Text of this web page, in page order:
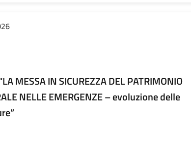
MESSA IN SICUREZZA DEL PATRIMONIO
NELLE EMERGENZE – evoluzione delle